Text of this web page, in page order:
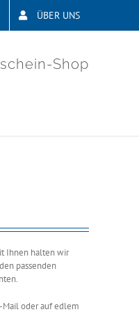
ÜBER UNS
Shop
Ihnen halten wir
passenden
Mail oder auf edlem